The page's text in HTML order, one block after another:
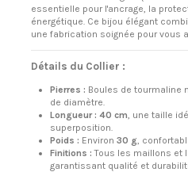
essentielle pour l'ancrage, la
énergétique. Ce bijou élégant
une fabrication soignée pour vous
Détails du Collier :
Pierres : Boules de tourmaline
de diamètre.
Longueur : 40 cm, une taille
superposition.
Poids : Environ 30 g,
Finitions : Tous les maillons et
garantissant qualité et